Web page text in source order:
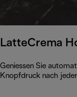
LatteCrema
Geniessen Sie
Knopfdruck nach